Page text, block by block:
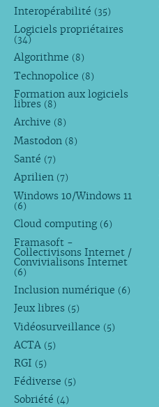
Interopérabilité (35)
Logiciels propriétaires
(34)
Algorithme (8)
Technopolice (8)
Formation aux logiciels
libres (8)
Archive (8)
Mastodon (8)
Santé (7)
Aprilien (7)
Windows 10/Windows 11
(6)
Cloud computing (6)
Framasoft -
Collectivisons Internet /
Convivialisons Internet
(6)
Inclusion numérique (6)
Jeux libres (5)
Vidéosurveillance (5)
ACTA (5)
RGI (5)
Fédiverse (5)
Sobriété (4)